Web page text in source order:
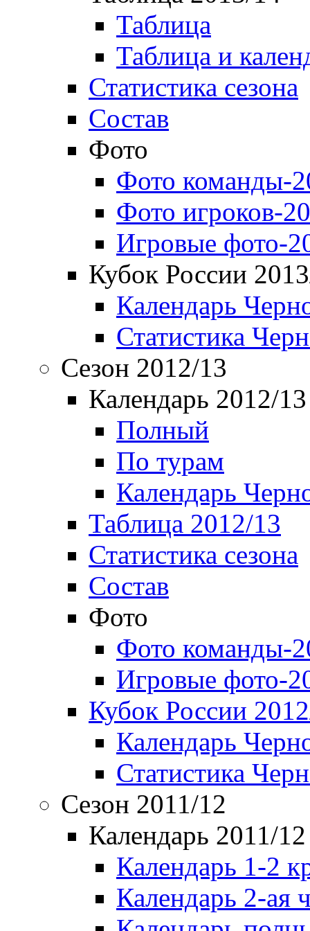
Таблица
Таблица и
Статистика сезона
Состав
Фото
Фото команды-
Фото игроков-
Игровые фото-
Кубок России
Календарь
Статистика
Сезон 2012/13
Календарь 2012/13
Полный
По турам
Календарь
Таблица 2012/13
Статистика сезона
Состав
Фото
Фото команды-
Игровые фото-
Кубок России
Календарь
Статистика
Сезон 2011/12
Календарь 2011/12
Календарь 1-2
Календарь 2-ая